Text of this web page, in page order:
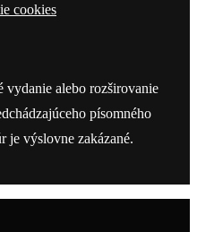
cookies
vydanie alebo rozširovanie
písomného
je výslovne zakázané.